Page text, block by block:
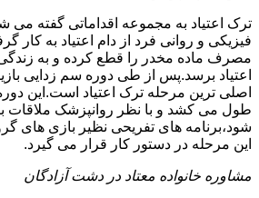
ترک اعتیاد به مجموعه اقداماتی گفته می
فیزیکی و روانی فرد از دام اعتیاد به کار
مصرف ماده مخدر را قطع کرده و به
اعتیاد برسد.پس از طی دوره سم زدایی
اصلی ترین مرحله ترک اعتیاد است.این
طول می کشد و با نظر روانپزشک ملاقات با
شود،برنامه های تفریحی نظیر بازی های
این مرحله در دستور کار قرار می گیرد.
مشاوره خانواده معتاد در دشت آزادگان